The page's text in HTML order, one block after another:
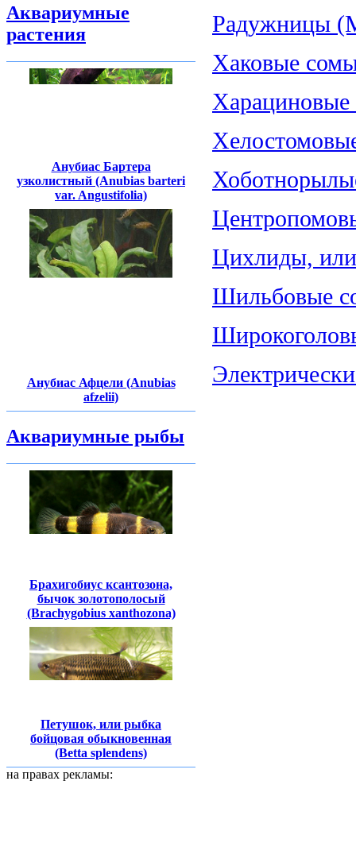
Аквариумные
растения
Анубиас Бартера
узколистный (Anubias barteri
var. Angustifolia)
Анубиас Афцели (Anubias
afzelii)
Аквариумные рыбы
Брахигобиус ксантозона,
бычок золотополосый
(Brachygobius xanthozona)
Петушок, или рыбка
бойцовая обыкновенная
(Betta splendens)
на правах рекламы:
Радужницы
Хаковые
Харациновые
Цихлиды,
Шильбовые